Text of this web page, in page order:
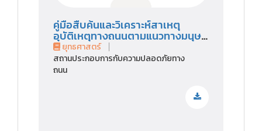
คู่มือสืบค้นและวิเคราะห์สาเหตุ
อุบัติเหตุทางถนนตามแนวทางมนุษย์
ปัจจัย
ยุทธศาสตร์
สถานประกอบการกับความปลอดภัยทาง
ถนน